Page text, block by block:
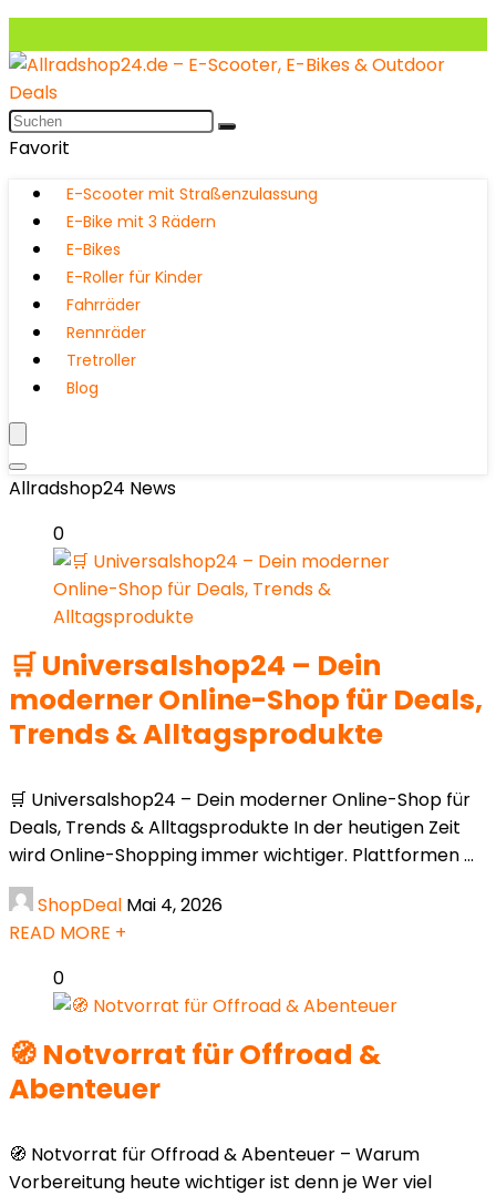
Favorit
E-Scooter mit Straßenzulassung
E-Bike mit 3 Rädern
E-Bikes
E-Roller für Kinder
Fahrräder
Rennräder
Tretroller
Blog
Allradshop24 News
0
🛒 Universalshop24 – Dein
moderner Online-Shop für Deals,
Trends & Alltagsprodukte
🛒 Universalshop24 – Dein moderner Online-Shop für
Deals, Trends & Alltagsprodukte In der heutigen Zeit
wird Online-Shopping immer wichtiger. Plattformen ...
ShopDeal Mai 4, 2026
READ MORE +
0
🧭 Notvorrat für Offroad &
Abenteuer
🧭 Notvorrat für Offroad & Abenteuer – Warum
Vorbereitung heute wichtiger ist denn je Wer viel